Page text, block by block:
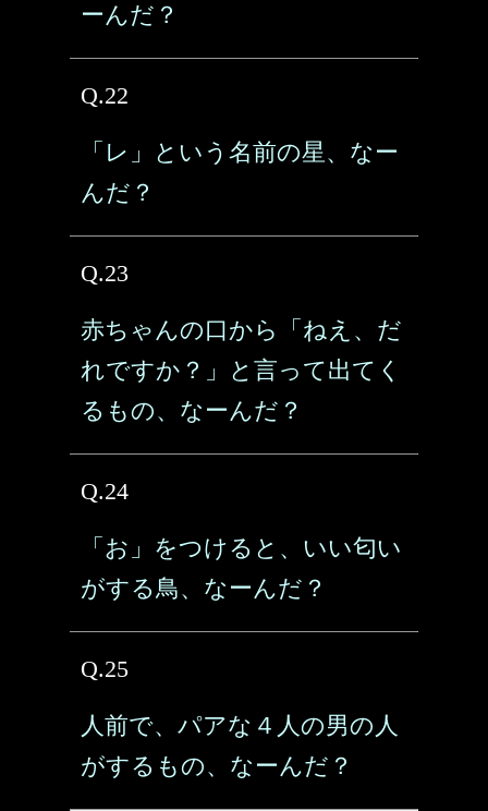
ーんだ？
Q.22
「レ」という名前の星、なー
んだ？
Q.23
赤ちゃんの口から「ねえ、だ
れですか？」と言って出てく
るもの、なーんだ？
Q.24
「お」をつけると、いい匂い
がする鳥、なーんだ？
Q.25
人前で、パアな４人の男の人
がするもの、なーんだ？